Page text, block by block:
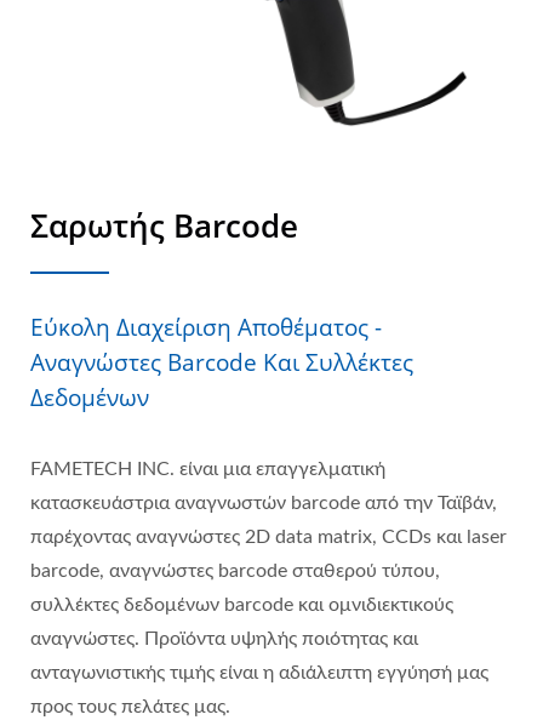
Σαρωτής Barcode
Εύκολη Διαχείριση Αποθέματος -
Αναγνώστες Barcode Και Συλλέκτες
Δεδομένων
FAMETECH INC. είναι μια επαγγελματική
κατασκευάστρια αναγνωστών barcode από την Ταϊβάν,
παρέχοντας αναγνώστες 2D data matrix, CCDs και laser
barcode, αναγνώστες barcode σταθερού τύπου,
συλλέκτες δεδομένων barcode και ομνιδιεκτικούς
αναγνώστες. Προϊόντα υψηλής ποιότητας και
ανταγωνιστικής τιμής είναι η αδιάλειπτη εγγύησή μας
προς τους πελάτες μας.